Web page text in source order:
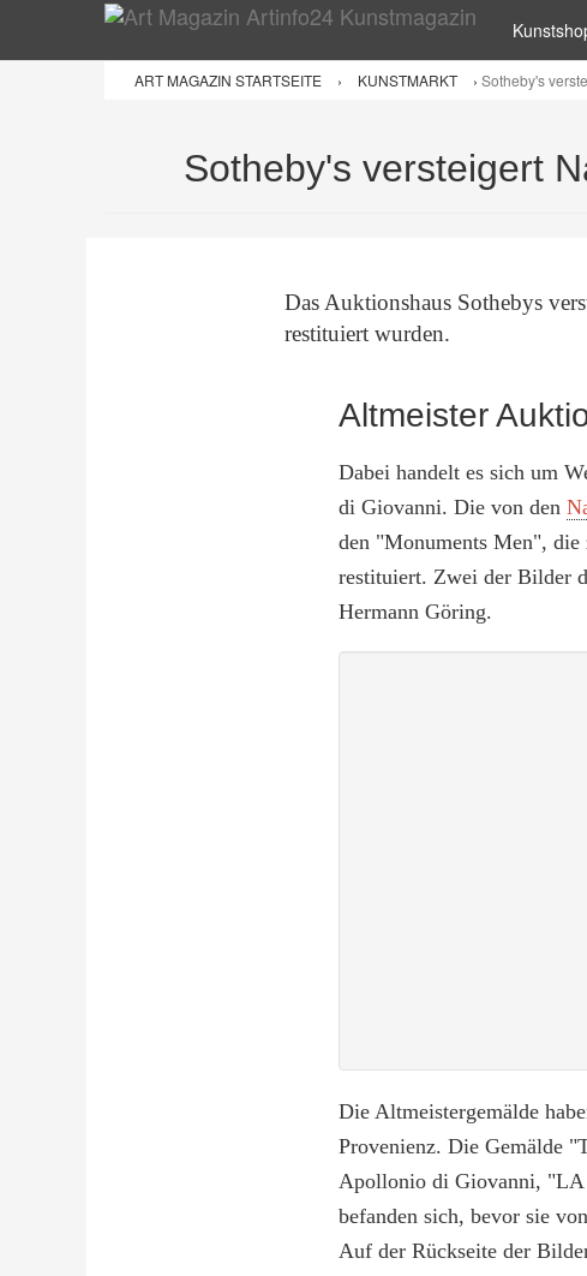
ART MAGAZIN STARTSEITE › KUNSTMARKT › Sotheby's
Sotheby's versteigert
Das Auktionshaus Sothebys
restituiert wurden.
Altmeister
Dabei handelt es sich um
di Giovanni. Die von den
den "Monuments Men", die
restituiert. Zwei der Bilder
Hermann Göring.
Die Altmeistergemälde
Provenienz. Die Gemälde
Apollonio di Giovanni, "LA
befanden sich, bevor sie
Auf der Rückseite der